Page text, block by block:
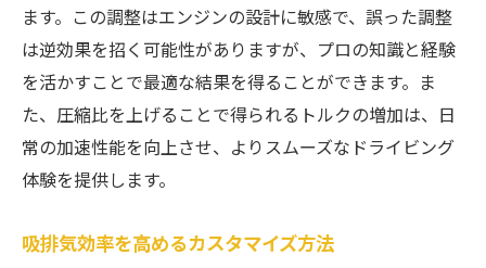
ます。この調整はエンジンの設計に敏感で、誤った調整
は逆効果を招く可能性がありますが、プロの知識と経験
を活かすことで最適な結果を得ることができます。ま
た、圧縮比を上げることで得られるトルクの増加は、日
常の加速性能を向上させ、よりスムーズなドライビング
体験を提供します。
吸排気効率を高めるカスタマイズ方法